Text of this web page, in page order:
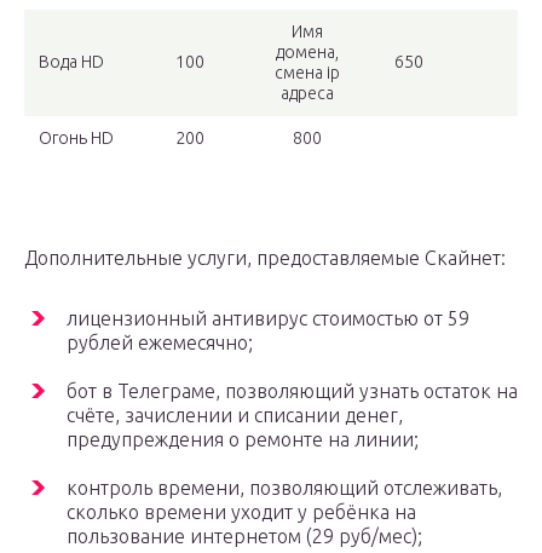
Вода HD 100
Имя
домена,
смена ip
адреса
650
Огонь HD 200 800
Дополнительные услуги, предоставляемые Скайнет:
лицензионный антивирус стоимостью от 59
рублей ежемесячно;
бот в Телеграме, позволяющий узнать остаток на
счёте, зачислении и списании денег,
предупреждения о ремонте на линии;
контроль времени, позволяющий отслеживать,
сколько времени уходит у ребёнка на
пользование интернетом (29 руб/мес);